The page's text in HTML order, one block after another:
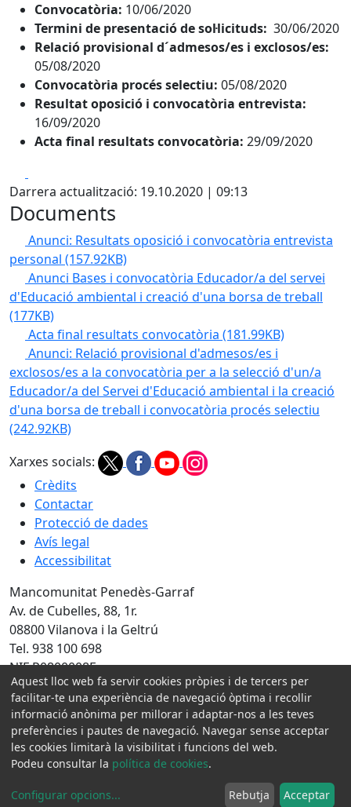
Convocatòria: 10/06/2020
Termini de presentació de sol·licituds: 30/06/2020
Relació provisional d´admesos/es i exclosos/es:
05/08/2020
Convocatòria procés selectiu: 05/08/2020
Resultat oposició i convocatòria entrevista:
16/09/2020
Acta final resultats convocatòria: 29/09/2020
Darrera actualització: 19.10.2020 | 09:13
Documents
Anunci: Resultats oposició i convocatòria entrevista
personal (157.92KB)
Anunci Bases i convocatòria Educador/a del servei
d'Educació ambiental i creació d'una borsa de treball
(177KB)
Acta final resultats convocatòria (181.99KB)
Anunci: Relació provisional d'admesos/es i
exclosos/es a la convocatòria per a la selecció d'un/a
Educador/a del Servei d'Educació ambiental i la creació
d'una borsa de treball i convocatòria procés selectiu
(242.92KB)
Xarxes socials:
Crèdits
Contactar
Protecció de dades
Avís legal
Accessibilitat
Mancomunitat Penedès-Garraf
Av. de Cubelles, 88, 1r.
08800 Vilanova i la Geltrú
Tel. 938 100 698
NIF P0800008E
Amb la col·laboració de:
Aquest lloc web fa servir cookies pròpies i de tercers per
facilitar-te una experiència de navegació òptima i recollir
informació anònima per millorar i adaptar-nos a les teves
preferències i pautes de navegació. Navegar sense acceptar
les cookies limitarà la visibilitat i funcions del web.
Podeu consultar la política de cookies.
Configurar opcions... Rebutja Acceptar